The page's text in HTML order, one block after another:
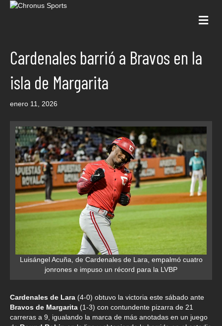
Cardenales barrió a Bravos en la
isla de Margarita
enero 11, 2026
Luisángel Acuña, de Cardenales de Lara, empalmó cuatro
jonrones e impuso un récord para la LVBP
Cardenales de Lara (4-0) obtuvo la victoria este sábado ante
Bravos de Margarita (1-3) con contundente pizarra de 21
carreras a 9, igualando la marca de más anotadas en un juego